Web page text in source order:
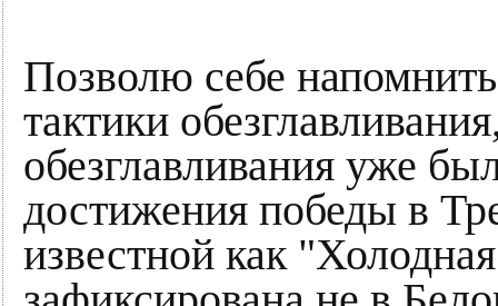
Позволю себе
тактики
обезглавливания уже
достижения победы в
известной как